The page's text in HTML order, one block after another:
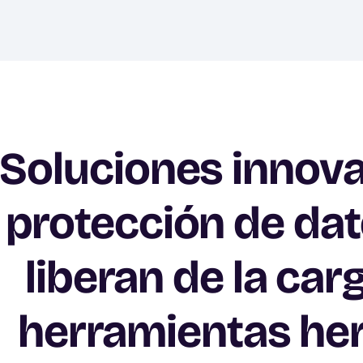
Soluciones
protección de
liberan de la
herramientas